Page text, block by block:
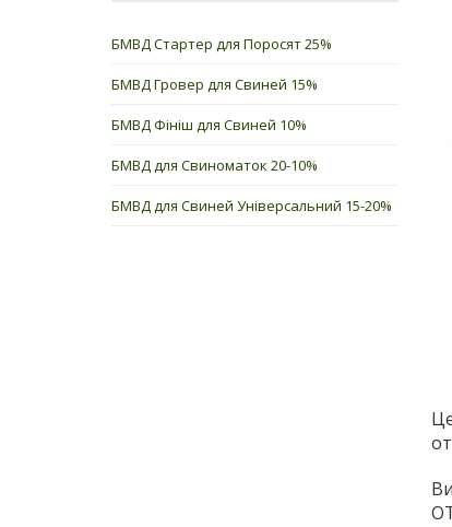
БМВД Стартер для Поросят 25%
БМВД Гровер для Свиней 15%
БМВД Фініш для Свиней 10%
БМВД для Свиноматок 20-10%
БМВД для Свиней Універсальний 15-20%